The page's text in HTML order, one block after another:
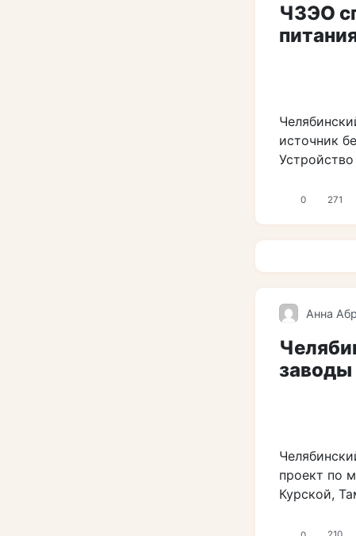
ЧЗЭО
источник
0 271
Анна
проект по
Курской,